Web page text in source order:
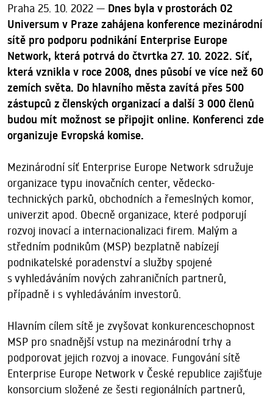
Praha 25. 10. 2022 — Dnes byla v prostorách O2
Universum v Praze zahájena konference mezinárodní
sítě pro podporu podnikání Enterprise Europe
Network, která potrvá do čtvrtka 27. 10. 2022. Síť,
která vznikla v roce 2008, dnes působí ve více než 60
zemích světa. Do hlavního města zavítá přes 500
zástupců z členských organizací a další 3 000 členů
budou mít možnost se připojit online. Konferenci zde
organizuje Evropská komise.
Mezinárodní síť Enterprise Europe Network sdružuje
organizace typu inovačních center, vědecko-
technických parků, obchodních a řemeslných komor,
univerzit apod. Obecně organizace, které podporují
rozvoj inovací a internacionalizaci firem. Malým a
středním podnikům (MSP) bezplatně nabízejí
podnikatelské poradenství a služby spojené
s vyhledáváním nových zahraničních partnerů,
případně i s vyhledáváním investorů.
Hlavním cílem sítě je zvyšovat konkurenceschopnost
MSP pro snadnější vstup na mezinárodní trhy a
podporovat jejich rozvoj a inovace. Fungování sítě
Enterprise Europe Network v České republice zajišťuje
konsorcium složené ze šesti regionálních partnerů,